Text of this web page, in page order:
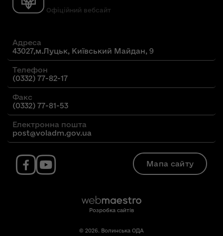
Офіційний вебсайт
Адреса
43027,м.Луцьк, Київський Майдан, 9
Телефон
(0332) 77-82-17
Факс
(0332) 77-81-53
Електронна пошта
post@voladm.gov.ua
Мапа сайту
Розробка сайтів
© 2026. Волинська ОДА